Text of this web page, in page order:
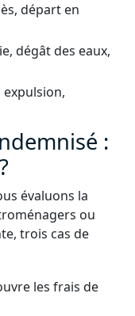
départ en
dégât des eaux,
:
évaluons la
ou
trois cas de
les frais de